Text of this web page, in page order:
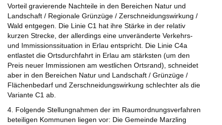
Vorteil gravierende Nachteile in den Bereichen Natur und
Landschaft / Regionale Grünzüge / Zerschneidungswirkung /
Wald entgegen. Die Linie C1 hat ihre Stärke in der relativ
kurzen Strecke, der allerdings eine unveränderte Verkehrs-
und Immissionssituation in Erlau entspricht. Die Linie C4a
entlastet die Ortsdurchfahrt in Erlau am stärksten (um den
Preis neuer Immissionen am westlichen Ortsrand), schneidet
aber in den Bereichen Natur und Landschaft / Grünzüge /
Flächenbedarf und Zerschneidungswirkung schlechter als die
Variante C1 ab.
4. Folgende Stellungnahmen der im Raumordnungsverfahren
beteiligen Kommunen liegen vor: Die Gemeinde Marzling